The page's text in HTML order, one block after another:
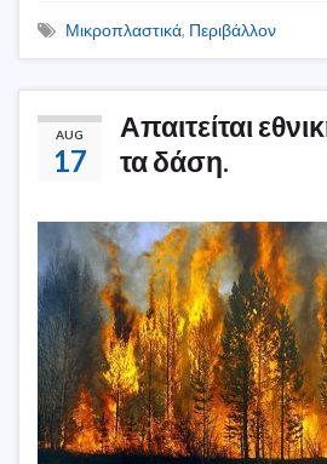
Μικροπλαστικά, Περιβάλλον
AUG
17
Απαιτείται
τα δάση.